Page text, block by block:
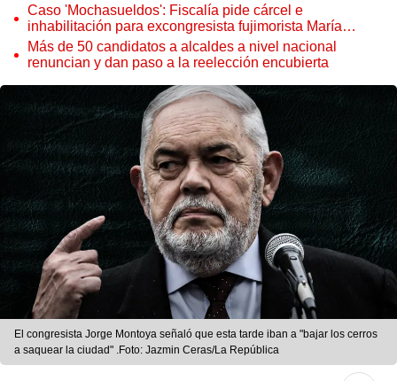
Caso 'Mochasueldos': Fiscalía pide cárcel e
inhabilitación para excongresista fujimorista María
Cordero Jon Tay
Más de 50 candidatos a alcaldes a nivel nacional
renuncian y dan paso a la reelección encubierta
El congresista Jorge Montoya señaló que esta tarde iban a "bajar los cerros
a saquear la ciudad" .Foto: Jazmin Ceras/La República